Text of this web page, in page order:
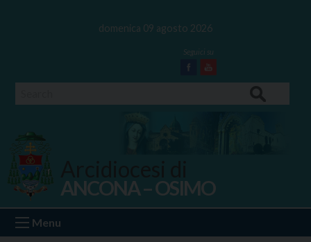
domenica 09 agosto 2026
Facebook
Youtube
Ancona Osimo
ANCONA – OSIMO
Menu